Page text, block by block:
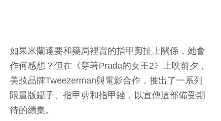
如果米蘭達要和藥局裡賣的指甲剪扯上關係，她會
作何感想？但在《穿著Prada的女王2》上映前夕，
美妝品牌Tweezerman與電影合作，推出了一系列
限量版鑷子、指甲剪和指甲銼，以宣傳這部備受期
待的續集。